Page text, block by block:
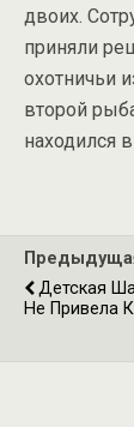
двоих.
приняли
охотничьи
второй
находился
Детская
Не Привела